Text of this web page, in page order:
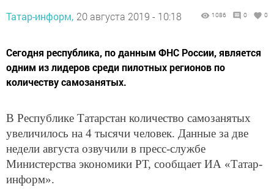
Татар-информ, 20 августа 2019 - 10:18 1086 0 0
Сегодня республика, по данным ФНС России, является
одним из лидеров среди пилотных регионов по
количеству самозанятых.
В Республике Татарстан количество самозанятых
увеличилось на 4 тысячи человек. Данные за две
недели августа озвучили в пресс-службе
Министерства экономики РТ, сообщает ИА «Татар-
информ».